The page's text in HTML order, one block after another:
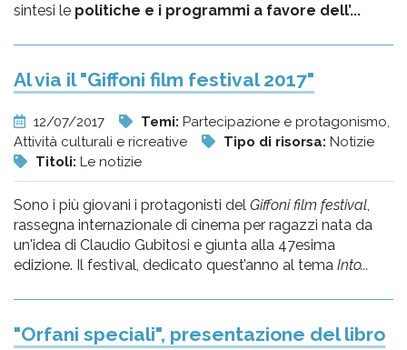
sintesi le politiche e i programmi a favore dell’...
Al via il "Giffoni film festival 2017"
12/07/2017 Temi: Partecipazione e protagonismo,
Attività culturali e ricreative
Tipo di risorsa: Notizie
Titoli: Le notizie
Sono i più giovani i protagonisti del Giffoni film festival,
rassegna internazionale di cinema per ragazzi nata da
un'idea di Claudio Gubitosi e giunta alla 47esima
edizione. Il festival, dedicato quest’anno al tema Into...
"Orfani speciali", presentazione del libro